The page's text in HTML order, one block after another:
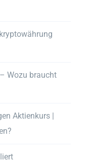
Wozu braucht
Aktienkurs |